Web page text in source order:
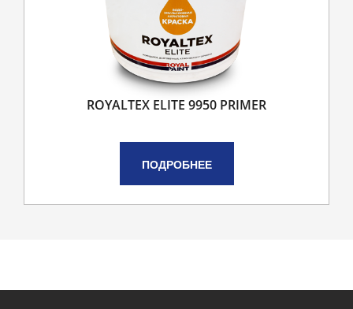
ROYALTEX ELITE 9950 PRIMER
ПОДРОБНЕЕ